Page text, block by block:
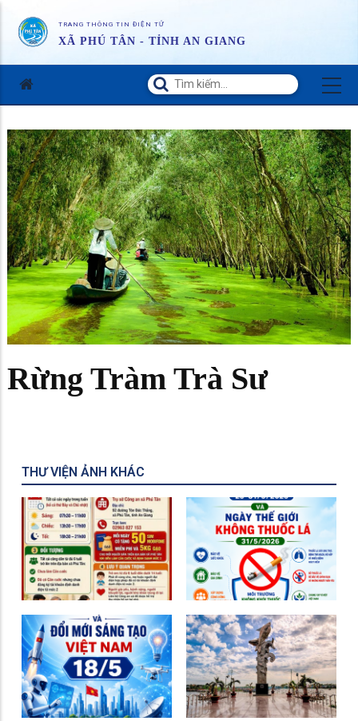
TRANG THÔNG TIN ĐIỆN TỬ
XÃ PHÚ TÂN - TỈNH AN GIANG
Rừng Tràm Trà Sư
THƯ VIỆN ẢNH KHÁC
Cao điểm 10 ngày đêm
cấp Căn cước
Hưởng ứng Tuần lễ quốc
gia không thuốc lá
Hưởng ứng Ngày Khoa
học, công nghệ và đổi
mới sáng tạo năm 2026
Tượng Đài Cá BaSa